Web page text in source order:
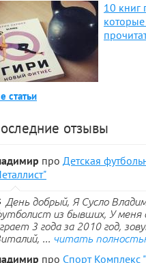
10 книг
статьи
отзывы
про Детская
День добрый, Я Сусло
из бывших, У меня
3 года за 2010 год,
... читать
про Спорт